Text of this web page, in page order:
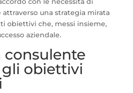
attraverso una strategia mirata
obiettivi che, messi insieme,
aziendale.
consulente
obiettivi